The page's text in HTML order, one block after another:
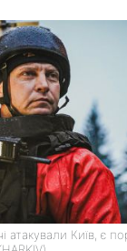
атакували Київ, є